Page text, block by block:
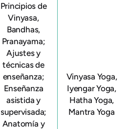
Principios de
Vinyasa,
Bandhas,
Pranayama;
Ajustes y
técnicas de
enseñanza;
Enseñanza
asistida y
supervisada;
Anatomía y
Vinyasa Yoga,
Iyengar Yoga,
Hatha Yoga,
Mantra Yoga